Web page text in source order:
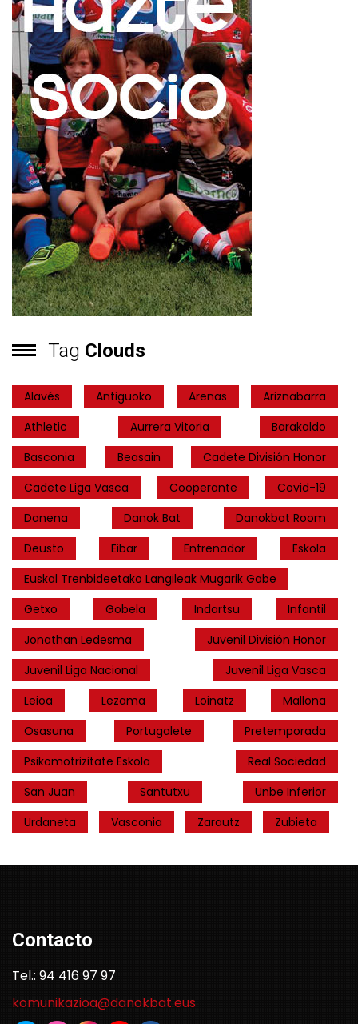
Tag Clouds
Alavés Antiguoko Arenas
Ariznabarra
Athletic
Aurrera Vitoria
Barakaldo
Basconia
Beasain
Cadete División Honor
Cadete Liga Vasca
Cooperante
Covid-19
Danena
Danok Bat
Danokbat Room
Deusto
Eibar Entrenador
Eskola
Euskal Trenbideetako Langileak Mugarik Gabe
Getxo
Gobela Indartsu
Infantil
Jonathan Ledesma
Juvenil División Honor
Juvenil Liga Nacional
Juvenil Liga Vasca
Leioa
Lezama Loinatz
Mallona
Osasuna
Portugalete
Pretemporada
Psikomotrizitate Eskola
Real Sociedad
San Juan
Santutxu
Unbe Inferior
Urdaneta
Vasconia Zarautz Zubieta
Contacto
Tel.: 94 416 97 97
komunikazioa@danokbat.eus